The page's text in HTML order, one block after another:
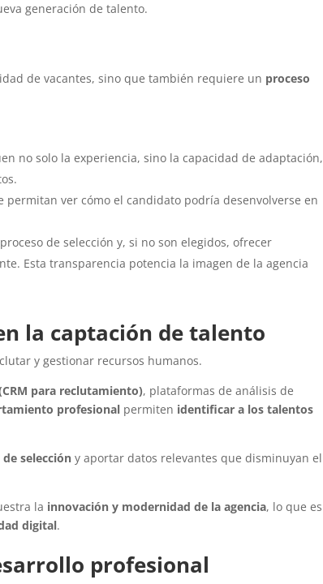
generación de talento.
de vacantes, sino que también requiere un proceso
no solo la experiencia, sino la capacidad de adaptación,
permitan ver cómo el candidato podría desenvolverse en
de selección y, si no son elegidos, ofrecer
Esta transparencia potencia la imagen de la agencia
la captación de talento
y gestionar recursos humanos.
para reclutamiento), plataformas de análisis de
profesional permiten identificar a los talentos
selección y aportar datos relevantes que disminuyan el
la innovación y modernidad de la agencia, lo que es
digital.
profesional